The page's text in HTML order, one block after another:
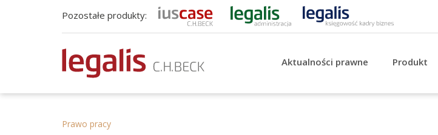
Pozostałe produkty:
Aktualności prawne Produkt
Prawo pracy